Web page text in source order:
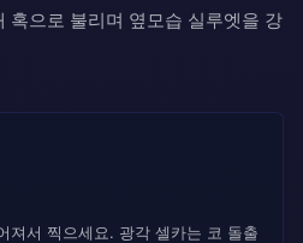
혹으로 불리며 옆모습 실루엣을 강
져서 찍으세요. 광각 셀카는 코 돌출